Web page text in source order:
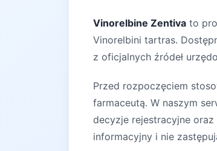
Vinorelbine Zentiva to
Vinorelbini tartras.
z oficjalnych źródeł
Przed rozpoczęciem
farmaceutą. W naszym
decyzje rejestracyjne
informacyjny i nie